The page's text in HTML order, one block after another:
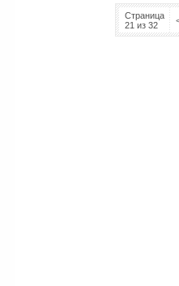
Страница
21 из 32